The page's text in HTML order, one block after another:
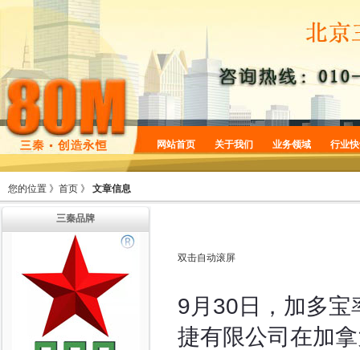
网站首页 关于我们
企业简介
业务领域
商标服务
行业
您的位置 》 首页 》 文章信息
三秦品牌
双击自动滚屏
9月30日，加多宝
捷有限公司在加